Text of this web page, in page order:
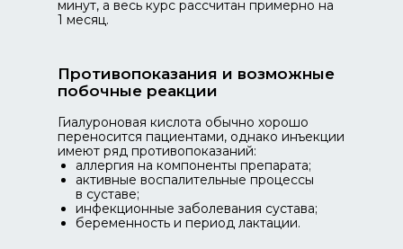
минут, а весь курс рассчитан примерно на
1 месяц.
Противопоказания и возможные
побочные реакции
Гиалуроновая кислота обычно хорошо
переносится пациентами, однако инъекции
имеют ряд противопоказаний:
аллергия на компоненты препарата;
активные воспалительные процессы
в суставе;
инфекционные заболевания сустава;
беременность и период лактации.